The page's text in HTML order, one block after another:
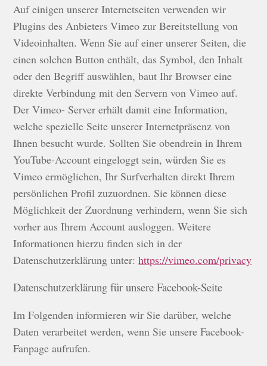
Auf einigen unserer Internetseiten verwenden wir
Plugins des Anbieters Vimeo zur Bereitstellung von
Videoinhalten. Wenn Sie auf einer unserer Seiten, die
einen solchen Button enthält, das Symbol, den Inhalt
oder den Begriff auswählen, baut Ihr Browser eine
direkte Verbindung mit den Servern von Vimeo auf.
Der Vimeo- Server erhält damit eine Information,
welche spezielle Seite unserer Internetpräsenz von
Ihnen besucht wurde. Sollten Sie obendrein in Ihrem
YouTube-Account eingeloggt sein, würden Sie es
Vimeo ermöglichen, Ihr Surfverhalten direkt Ihrem
persönlichen Profil zuzuordnen. Sie können diese
Möglichkeit der Zuordnung verhindern, wenn Sie sich
vorher aus Ihrem Account ausloggen. Weitere
Informationen hierzu finden sich in der
Datenschutzerklärung unter:https://vimeo.com/privacy
Datenschutzerklärung für unsere Facebook-Seite
Im Folgenden informieren wir Sie darüber, welche
Daten verarbeitet werden, wenn Sie unsere Facebook-
Fanpage aufrufen.